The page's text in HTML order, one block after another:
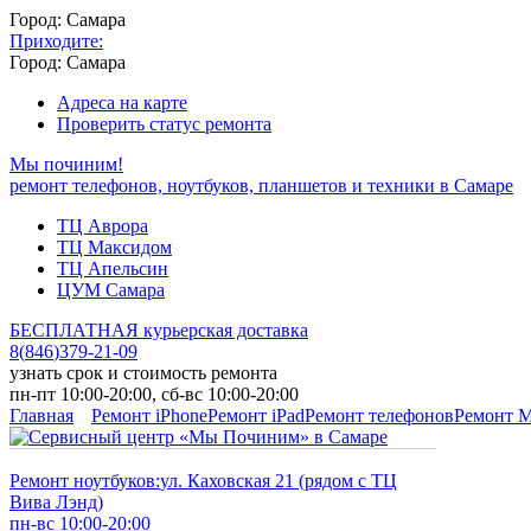
Город: Самара
Приходите:
Город: Самара
Адреса на карте
Проверить статус ремонта
Мы починим!
ремонт телефонов, ноутбуков, планшетов и техники в Самаре
ТЦ Аврора
ТЦ Максидом
ТЦ Апельсин
ЦУМ Самара
БЕСПЛАТНАЯ курьерская доставка
8(846)379-21-09
узнать срок и стоимость ремонта
пн-пт 10:00-20:00, сб-вс 10:00-20:00
Главная
Ремонт iPhoneРемонт iPadРемонт телефоновРемонт
Ремонт ноутбуков:ул. Каховская 21 (рядом с ТЦ
Вива Лэнд)
пн-вс 10:00-20:00